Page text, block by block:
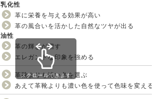
乳化性
革に栄養を与える効果が高い
革の風合いを活かした自然なツヤが出る
油性
革の輝きが増す
エレガントな印象を強める
革靴よりも淡い色を選ぶ
あえて革靴よりも濃い色を使って色味を変える
スクロールできます